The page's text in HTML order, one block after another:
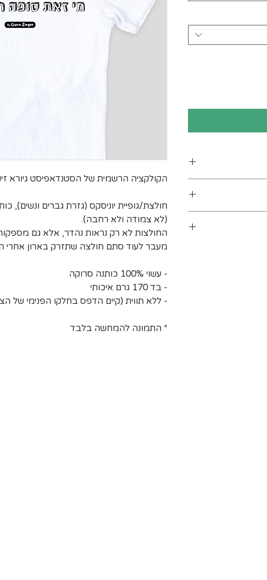
הקולקציה הרשמית של הסטנדאפיסט גיורא
חולצת/גופיית יוניסקס (גזרת גברים ונשים),
(לא צמודה ולא רחבה).
החולצות לא רק נראות נהדר, אלא גם
מעבר לעוד סתם חולצה שתזרק בארון אחרי
- עשוי 100% כותנה סרוקה
- בד 170 גרם איכותי
- ללא תווית (קיים הדפס בחלקו הפנימי של
* התמונה להמחשה בלבד
בצל.
אזורי